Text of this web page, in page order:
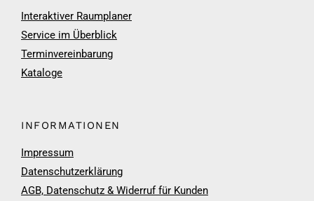
Interaktiver Raumplaner
Service im Überblick
Terminvereinbarung
Kataloge
INFORMATIONEN
Impressum
Datenschutzerklärung
AGB, Datenschutz & Widerruf für Kunden